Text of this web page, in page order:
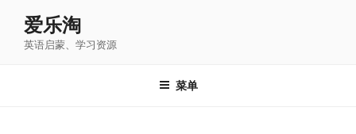
爱乐淘
英语启蒙、学习资源
菜单